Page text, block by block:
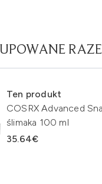
Ten produkt
COSRX Advanced
ślimaka 100 ml
35.64€